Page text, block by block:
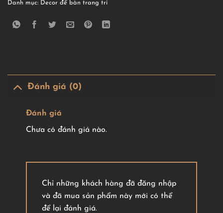
Danh mục: Decor để bàn trang trí
Đánh giá (0)
Đánh giá
Chưa có đánh giá nào.
Chỉ những khách hàng đã đăng nhập
và đã mua sản phẩm này mới có thể
để lại đánh giá.